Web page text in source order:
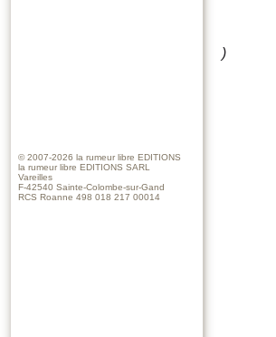
)
© 2007-2026 la rumeur libre EDITIONS
la rumeur libre EDITIONS SARL
Vareilles
F-42540 Sainte-Colombe-sur-Gand
RCS Roanne 498 018 217 00014